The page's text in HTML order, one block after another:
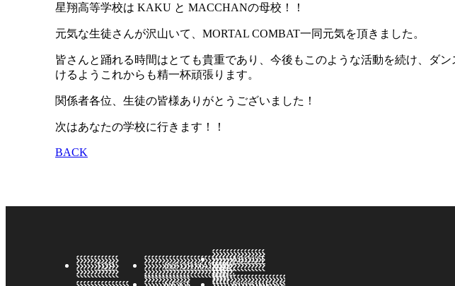
星翔高等学校は KAKU と MACCHANの母校！！
元気な生徒さんが沢山いて、MORTAL COMBAT一同元気を頂きました。
皆さんと踊れる時間はとても貴重であり、今後もこのような活動を続け、ダ
けるようこれからも精一杯頑張ります。
関係者各位、生徒の皆様ありがとうございました！
次はあなたの学校に行きます！！
BACK
TOP INFORMATION
ABOUT
US